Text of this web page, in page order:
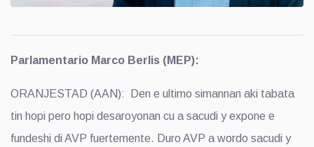
Parlamentario Marco Berlis (MEP):
ORANJESTAD (AAN): Den e ultimo simannan aki tabata
tin hopi pero hopi desaroyonan cu a sacudi y expone e
fundeshi di AVP fuertemente. Duro AVP a wordo sacudi y